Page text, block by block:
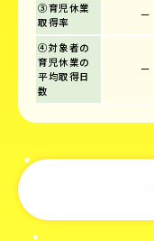
③育児休業
取得率
ー
④対象者の
育児休業の
平均取得日
数
ー